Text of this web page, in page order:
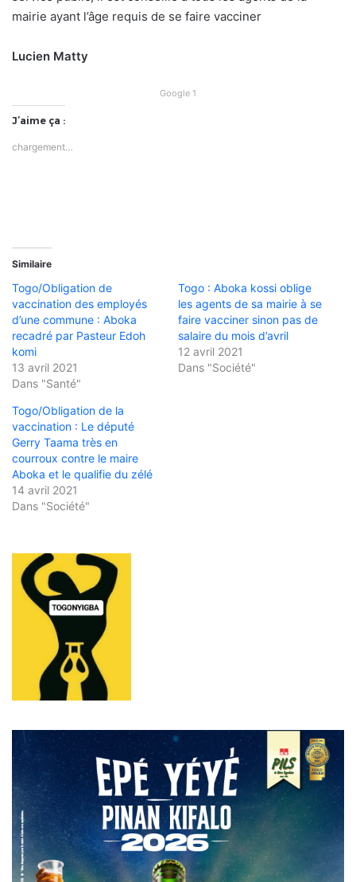
mairie ayant l’âge requis de se faire vacciner
Lucien Matty
Google 1
J’aime ça :
chargement…
Similaire
Togo/Obligation de
vaccination des employés
d’une commune : Aboka
recadré par Pasteur Edoh
komi
13 avril 2021
Dans "Santé"
Togo : Aboka kossi oblige
les agents de sa mairie à se
faire vacciner sinon pas de
salaire du mois d’avril
12 avril 2021
Dans "Société"
Togo/Obligation de la
vaccination : Le député
Gerry Taama très en
courroux contre le maire
Aboka et le qualifie du zélé
14 avril 2021
Dans "Société"